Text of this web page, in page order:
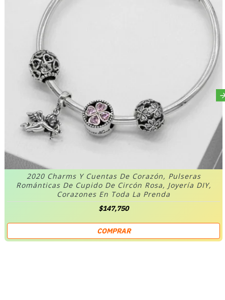
2020 Charms Y Cuentas De Corazón, Pulseras
Románticas De Cupido De Circón Rosa, Joyería DIY,
Corazones En Toda La Prenda
$147,750
COMPRAR